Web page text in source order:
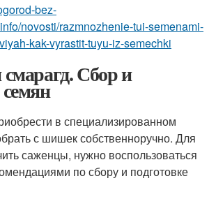
bez-
novosti/razmnozhenie-tui-semenami-
kak-vyrastit-tuyu-iz-semechki
Сбор и
в специализированном
с шишек собственноручно. Для
саженцы, нужно воспользоваться
по сбору и подготовке